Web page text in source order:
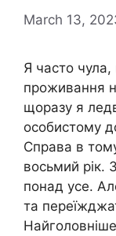
March 13,
Я часто
проживання
щоразу я
особистому
Справа в
восьмий рік.
понад усе.
та